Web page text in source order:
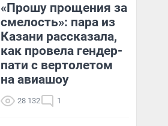
«Прошу прощения за
смелость»: пара из
Казани рассказала,
как провела гендер-
пати с вертолетом
на авиашоу
28 132 1